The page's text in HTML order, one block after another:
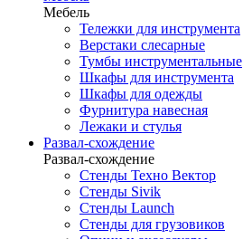
Мебель
Тележки для инструмента
Верстаки слесарные
Тумбы инструментальные
Шкафы для инструмента
Шкафы для одежды
Фурнитура навесная
Лежаки и стулья
Развал-схождение
Развал-схождение
Стенды Техно Вектор
Стенды Sivik
Стенды Launch
Стенды для грузовиков